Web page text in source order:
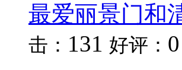
最爱丽景门和
击： 131 好评： 0